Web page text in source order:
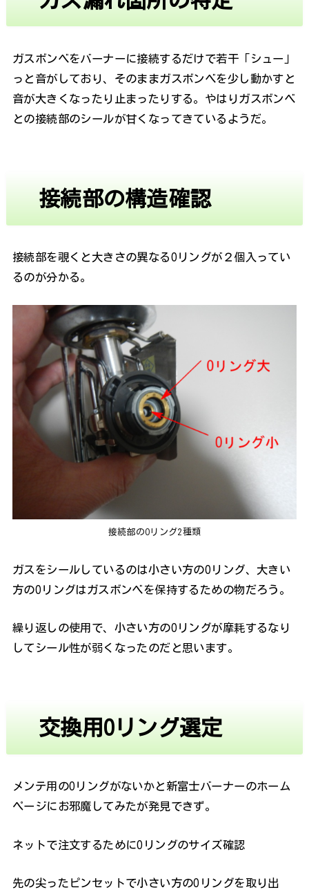
ガスボンベをバーナーに接続するだけで若干「シュー」
っと音がしており、そのままガスボンベを少し動かすと
音が大きくなったり止まったりする。やはりガスボンベ
との接続部のシールが甘くなってきているようだ。
接続部の構造確認
接続部を覗くと大きさの異なるOリングが２個入ってい
るのが分かる。
接続部のOリング2種類
ガスをシールしているのは小さい方のOリング、大きい
方のOリングはガスボンベを保持するための物だろう。
繰り返しの使用で、小さい方のOリングが摩耗するなり
してシール性が弱くなったのだと思います。
交換用Oリング選定
メンテ用のOリングがないかと新富士バーナーのホーム
ページにお邪魔してみたが発見できず。
ネットで注文するためにOリングのサイズ確認
先の尖ったピンセットで小さい方のOリングを取り出